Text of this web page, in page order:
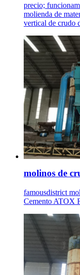
precio;
molienda de
vertical de crudo
molinos de
famousdistrict
Cemento ATOX